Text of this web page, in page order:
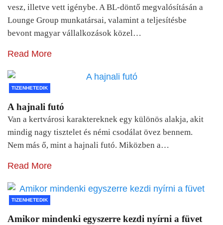
vesz, illetve vett igénybe. A BL-döntő megvalósításán a
Lounge Group munkatársai, valamint a teljesítésbe
bevont magyar vállalkozások közel…
Read More
TIZENHETEDIK
A hajnali futó
Van a kertvárosi karaktereknek egy különös alakja, akit
mindig nagy tisztelet és némi csodálat övez bennem.
Nem más ő, mint a hajnali futó. Miközben a…
Read More
TIZENHETEDIK
Amikor mindenki egyszerre kezdi nyírni a füvet